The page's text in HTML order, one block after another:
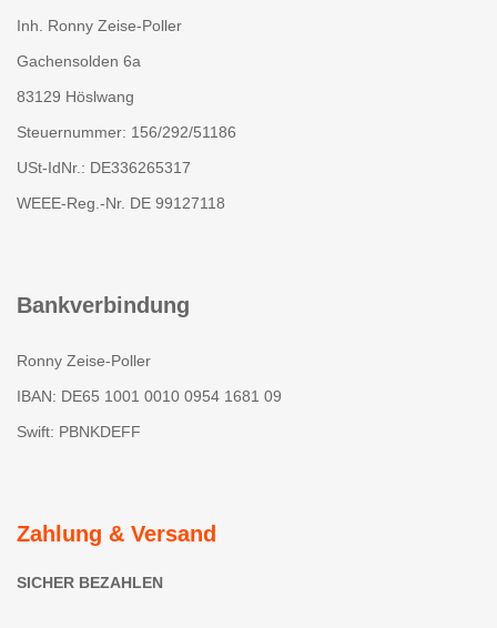
Inh. Ronny Zeise-Poller
Gachensolden 6a
83129 Höslwang
Steuernummer: 156/292/51186
USt-IdNr.: DE336265317
WEEE-Reg.-Nr. DE 99127118
Bankverbindung
Ronny Zeise-Poller
IBAN: DE65 1001 0010 0954 1681 09
Swift: PBNKDEFF
Zahlung & Versand
SICHER BEZAHLEN